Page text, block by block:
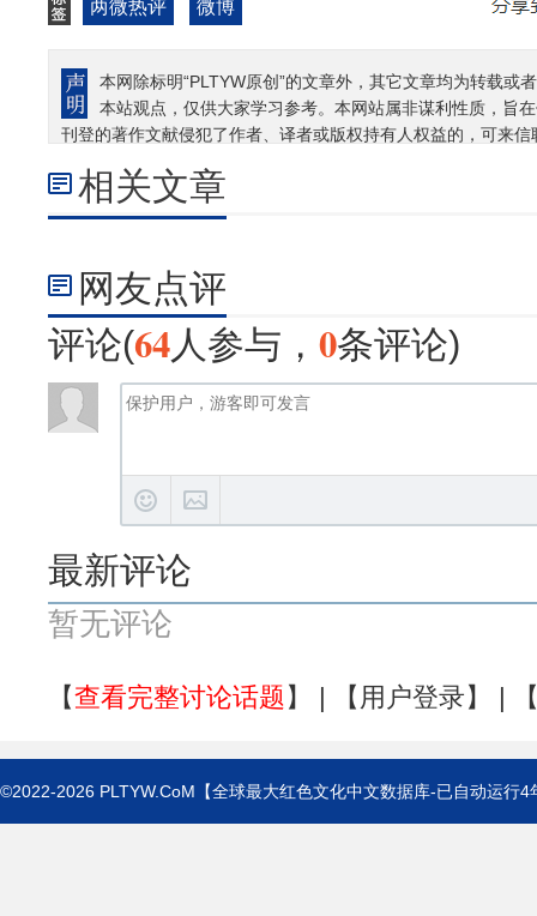
两微热评 微博
本网除标明“PLTYW原创”的文章外，其它文章均为转载
本站观点，仅供大家学习参考。本网站属非谋利性质，旨
刊登的著作文献侵犯了作者、译者或版权持有人权益的，可来
相关文章
网友点评
评论(64人参与， 0条评论)
最新评论
暂无评论
【查看完整讨论话题】 | 【 用户登录】 |
©2022-2026 PLTYW.CoM 【全球最大红色文化中文数据库-已自动运行4